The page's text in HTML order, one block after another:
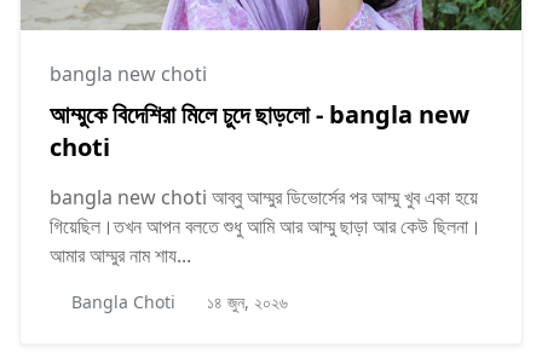
bangla new choti
আম্মুকে বিদেশিরা মিলে চুদে ছাড়লো - bangla new
choti
bangla new choti আব্বু আম্মুর ডিভোর্সের পর আম্মু খুব একা হয়ে
গিয়েছিল।তখন আপন বলতে শুধু আমি আর আম্মু ছাড়া আর কেউ ছিলনা।
আমার আম্মুর নাম শায...
Bangla Choti ১৪ জুন, ২০২৬